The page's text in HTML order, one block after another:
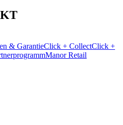
& GarantieClick + CollectClick +
Manor Retail